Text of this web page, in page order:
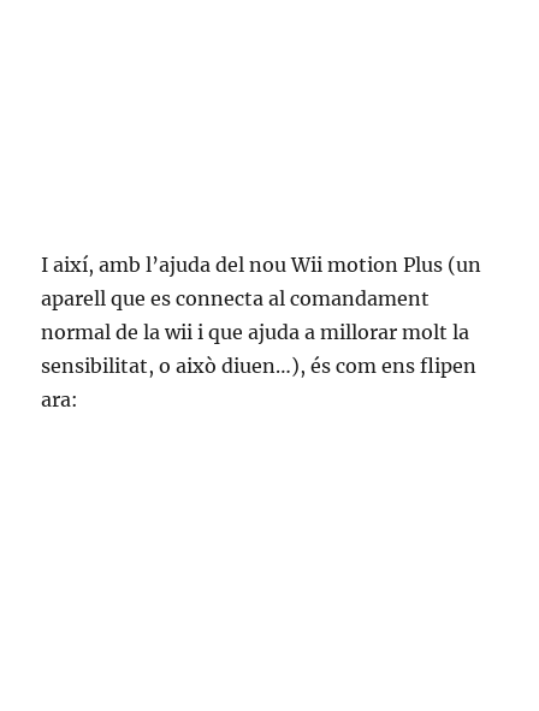
I així, amb l’ajuda del nou Wii motion Plus (un
aparell que es connecta al comandament
normal de la wii i que ajuda a millorar molt la
sensibilitat, o això diuen…), és com ens flipen
ara: